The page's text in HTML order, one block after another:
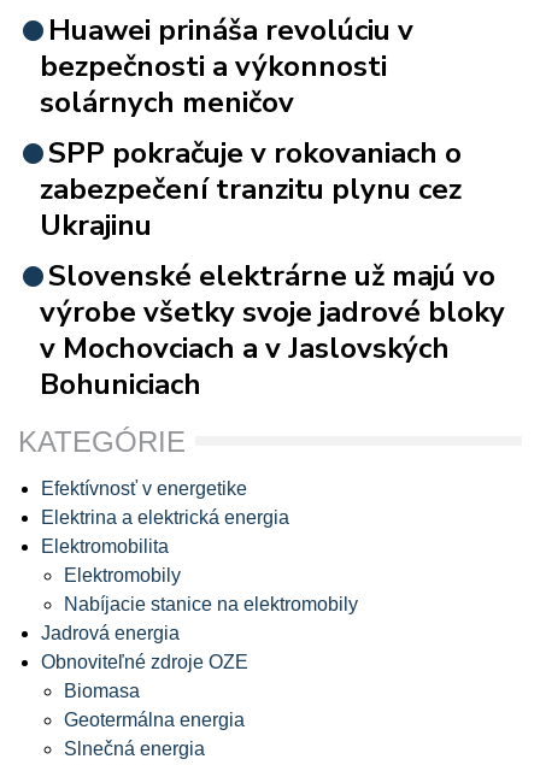
Huawei prináša revolúciu v
bezpečnosti a výkonnosti
solárnych meničov
SPP pokračuje v rokovaniach o
zabezpečení tranzitu plynu cez
Ukrajinu
Slovenské elektrárne už majú vo
výrobe všetky svoje jadrové bloky
v Mochovciach a v Jaslovských
Bohuniciach
KATEGÓRIE
Efektívnosť v energetike
Elektrina a elektrická energia
Elektromobilita
Elektromobily
Nabíjacie stanice na elektromobily
Jadrová energia
Obnoviteľné zdroje OZE
Biomasa
Geotermálna energia
Slnečná energia